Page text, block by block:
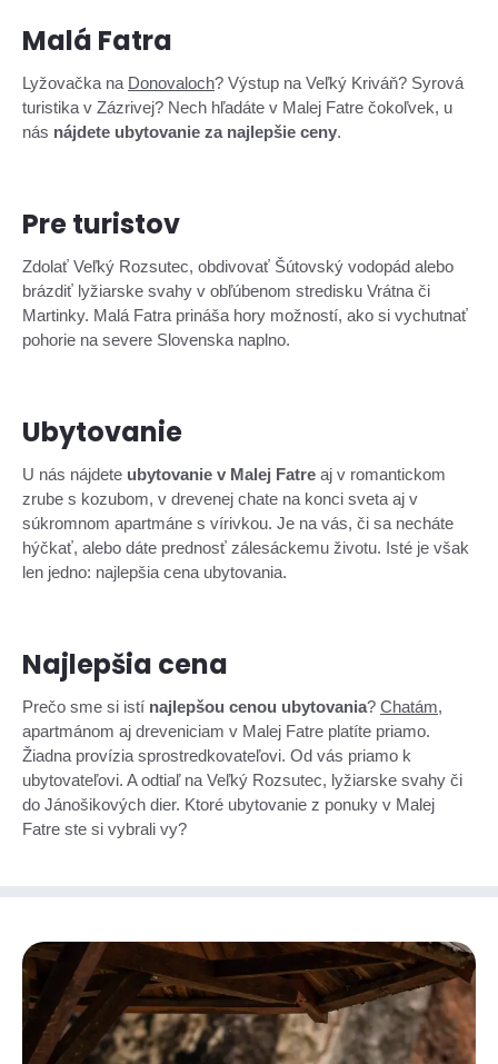
Malá Fatra
Lyžovačka na Donovaloch? Výstup na Veľký Kriváň? Syrová
turistika v Zázrivej? Nech hľadáte v Malej Fatre čokoľvek, u
nás nájdete ubytovanie za najlepšie ceny.
Pre turistov
Zdolať Veľký Rozsutec, obdivovať Šútovský vodopád alebo
brázdiť lyžiarske svahy v obľúbenom stredisku Vrátna či
Martinky. Malá Fatra prináša hory možností, ako si vychutnať
pohorie na severe Slovenska naplno.
Ubytovanie
U nás nájdete ubytovanie v Malej Fatre aj v romantickom
zrube s kozubom, v drevenej chate na konci sveta aj v
súkromnom apartmáne s vírivkou. Je na vás, či sa necháte
hýčkať, alebo dáte prednosť zálesáckemu životu. Isté je však
len jedno: najlepšia cena ubytovania.
Najlepšia cena
Prečo sme si istí najlepšou cenou ubytovania? Chatám,
apartmánom aj dreveniciam v Malej Fatre platíte priamo.
Žiadna provízia sprostredkovateľovi. Od vás priamo k
ubytovateľovi. A odtiaľ na Veľký Rozsutec, lyžiarske svahy či
do Jánošikových dier. Ktoré ubytovanie z ponuky v Malej
Fatre ste si vybrali vy?